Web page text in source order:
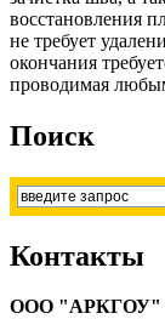
восстановления
не требует
окончания
проводимая
Поиск
Контакты
ООО "АРКГОУ"